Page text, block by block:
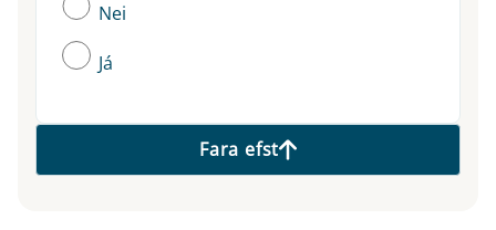
Nei
Já
Fara efst